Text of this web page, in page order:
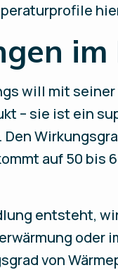
im
will mit
– sie ist ein
auf 50 bis
entsteht,
oder
von